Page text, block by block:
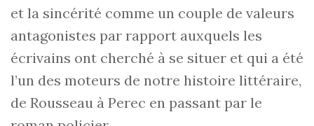
et la sincérité comme un couple de valeurs
antagonistes par rapport auxquels les
écrivains ont cherché à se situer et qui a été
l’un des moteurs de notre histoire littéraire,
de Rousseau à Perec en passant par le